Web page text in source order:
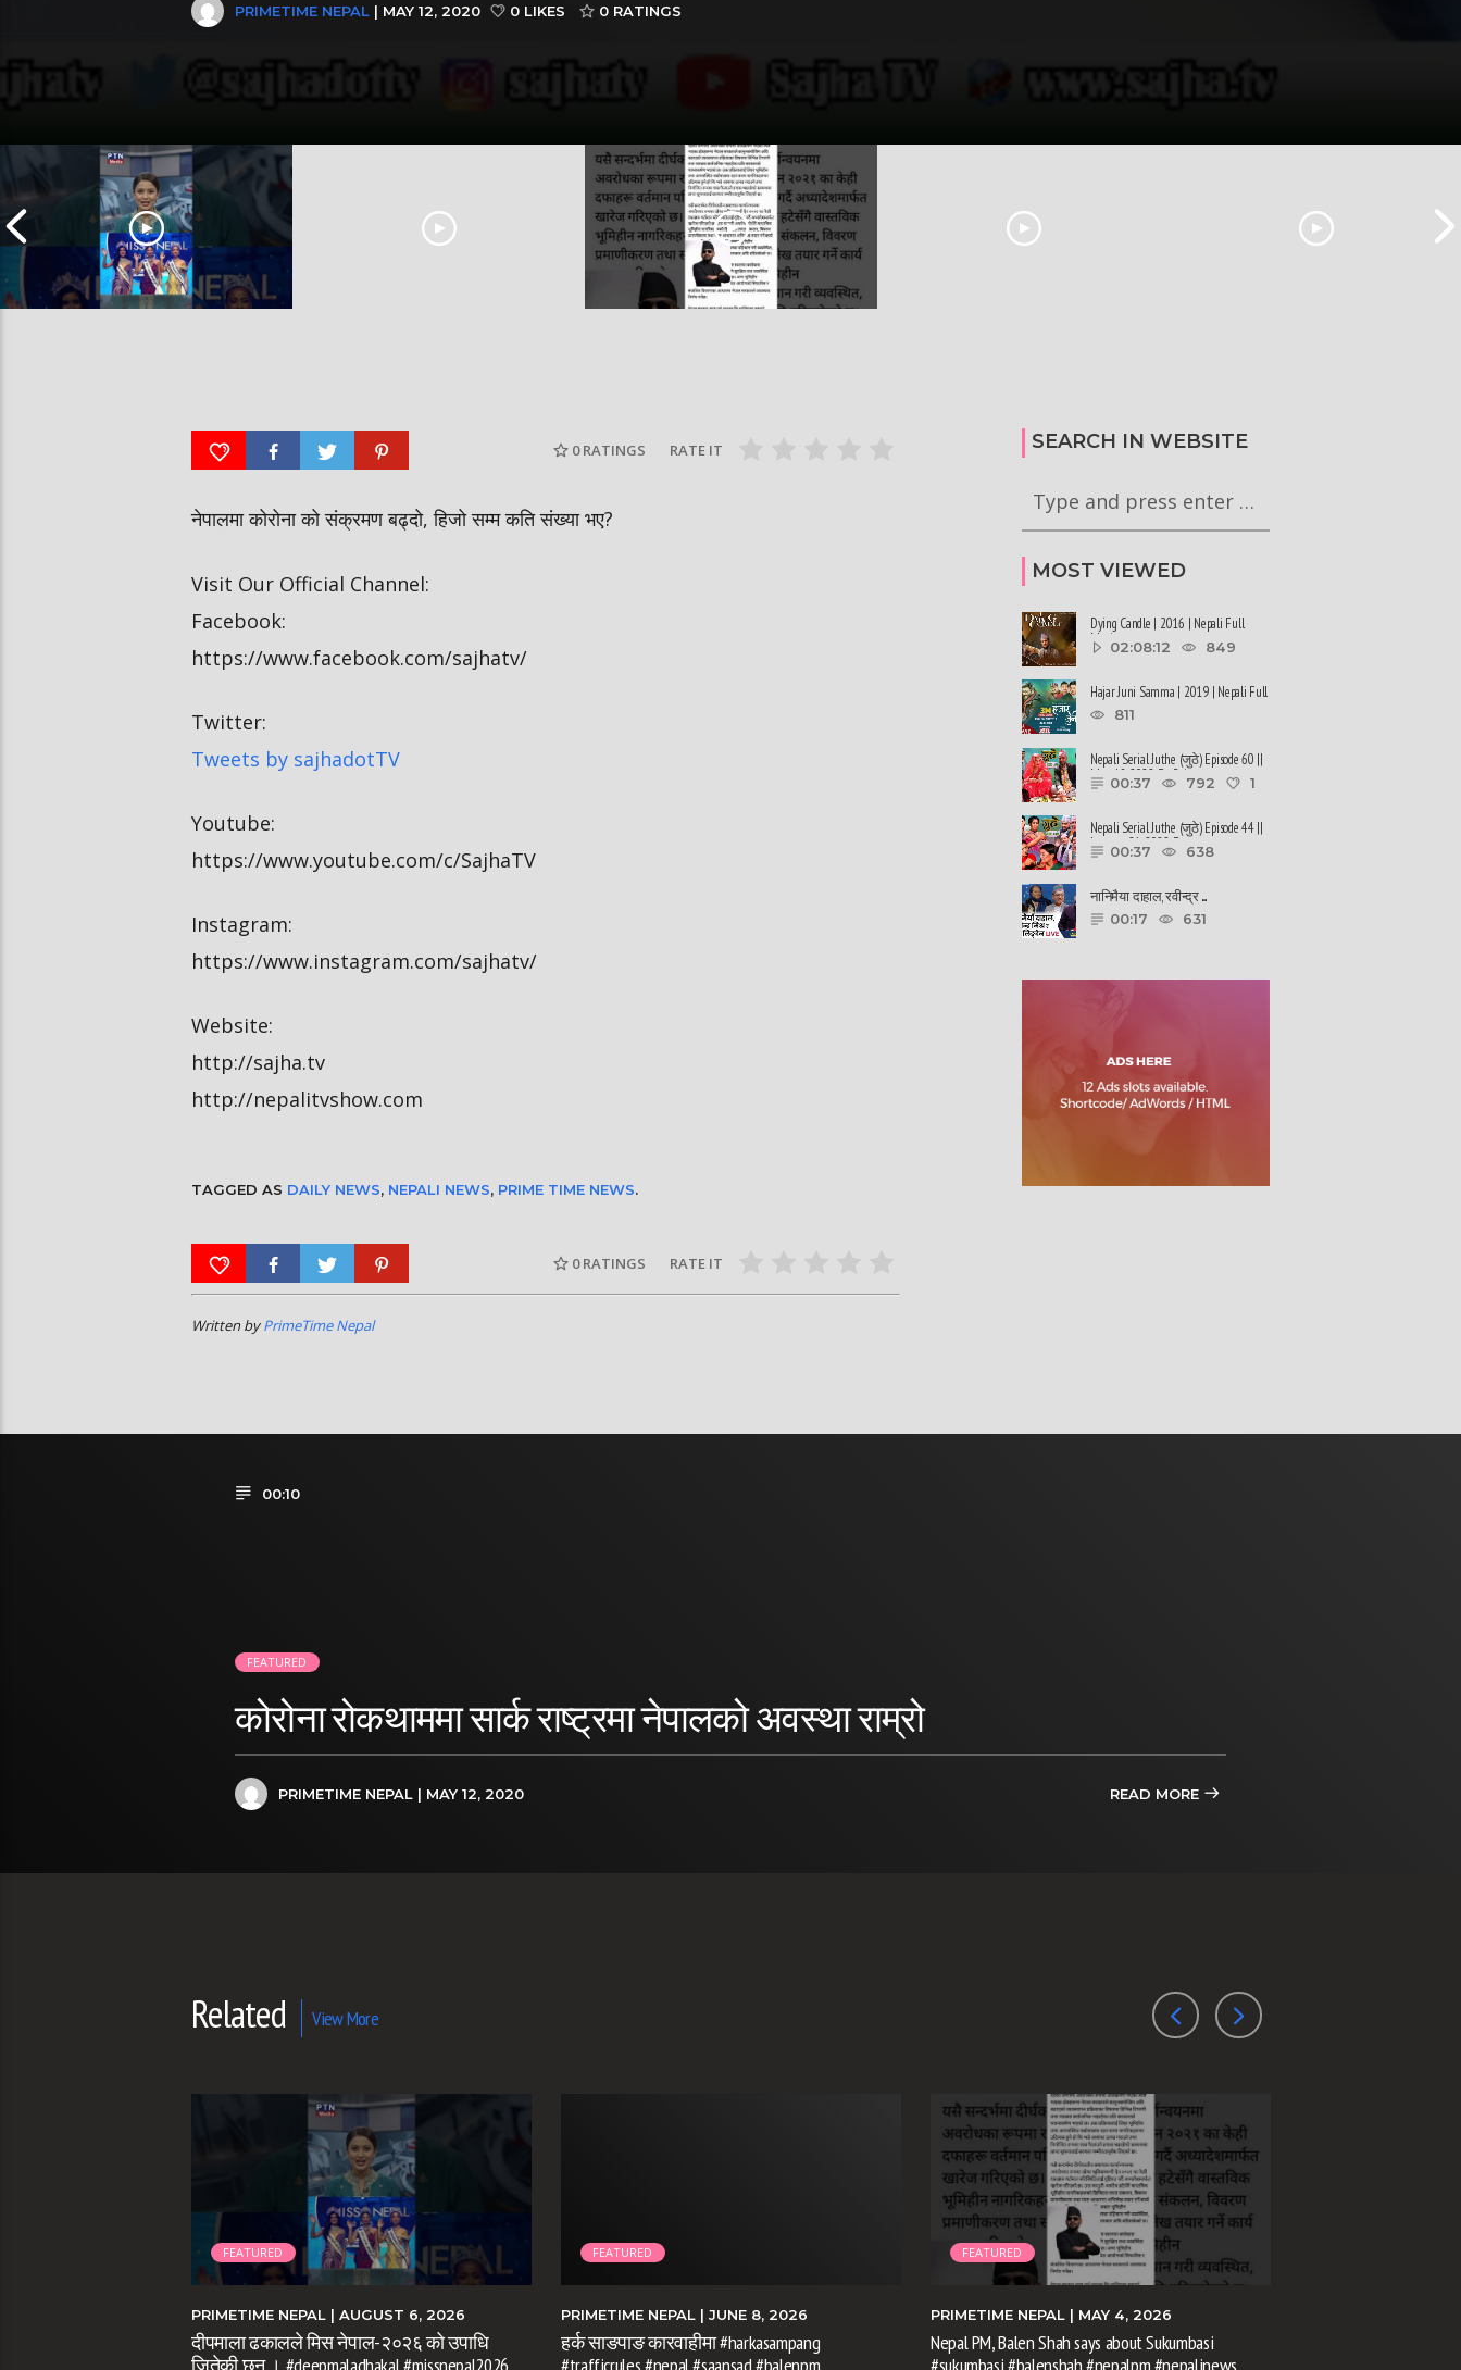
PRIMETIME NEPAL | MAY 12, 2020 0 LIKES 0 RATINGS
#saansad #balenpm
सिफारिस गरेको छ #balenshah #nepal
0 RATINGS RATE IT
नेपालमा कोरोना को संक्रमण बढ्दो, हिजो सम्म कति संख्या भए?
Visit Our Official Channel:
Facebook:
https://www.facebook.com/sajhatv/
Twitter:
Tweets by sajhadotTV
Youtube:
https://www.youtube.com/c/SajhaTV
Instagram:
https://www.instagram.com/sajhatv/
Website:
http://sajha.tv
http://nepalitvshow.com
TAGGED AS DAILY NEWS, NEPALI NEWS, PRIME TIME NEWS.
0 RATINGS RATE IT
Written byPrimeTime Nepal
SEARCH IN WEBSITE
MOST VIEWED
Dying Candle | 2016 | Nepali Full
Movie02:08:12 849
Hajar Juni Samma | 2019 | Nepali Full
Movie811
Nepali Serial Juthe (जुठे) Episode 60 ||
May 18-2022 By Raju ......
00:37 792 1
Nepali Serial Juthe (जुठे) Episode 44 ||
January 26-2022 By ......
00:37 638
नानिमैया दाहाल, रवीन्द्र ......
00:17 631
00:10
FEATURED
कोरोना रोकथाममा सार्क राष्ट्रमा नेपालको अवस्था राम्रो
PRIMETIME NEPAL | MAY 12, 2020 READ MORE
Related View More
FEATURED
PRIMETIME NEPAL | AUGUST 6, 2026
दीपमाला ढकालले मिस नेपाल-२०२६ को उपाधि
FEATURED
PRIMETIME NEPAL | JUNE 8, 2026
हर्क साङपाङ कारवाहीमा #harkasampang
FEATURED
PRIMETIME NEPAL | MAY 4, 2026
Nepal PM, Balen Shah says about Sukumbasi